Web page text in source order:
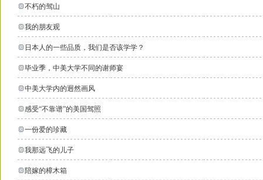
不朽的驾山
我的朋友观
日本人的一些品质，我们是否该学学？
毕业季，中美大学不同的谢师宴
中美大学内的迥然画风
感受“不靠谱”的美国驾照
一份爱的珍藏
我那远飞的儿子
陪嫁的樟木箱